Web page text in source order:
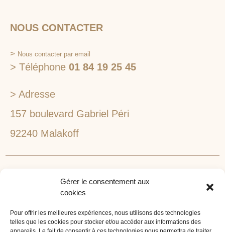
Gérer le consentement aux
cookies
Pour offrir les meilleures expériences, nous utilisons des technologies
telles que les cookies pour stocker et/ou accéder aux informations des
NOUS CONTACTER
> Nous contacter par email
> Téléphone 01 84 19 25 45
> Adresse
157 boulevard Gabriel Péri
92240 Malakoff
1lieu1salle est spécialisé dans la recherche de lieux
événements d'entreprise. 1lieu1salle recherche
gratuitement pour vous, votre lieu de séminaire idéal :